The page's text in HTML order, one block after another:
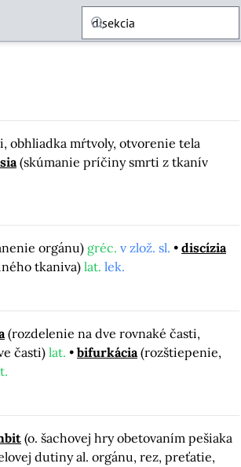
obhliadka mŕtvoly, otvorenie tela
(skúmanie príčiny smrti z tkanív
orgánu) gréc. v zlož. sl.
discízia
tkaniva) lat. lek.
(rozdelenie na dve rovnaké časti,
časti) lat. bifurkácia (rozštiepenie,
(o. šachovej hry obetovaním pešiaka
dutiny al. orgánu, rez, preťatie,